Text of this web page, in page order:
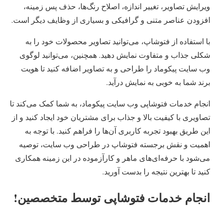
ویرایش تصاویر، تغییر اندازه، اصلاح رنگ‌ها، حذف پس زمینه،
افزودن عناصر متنی و گرافیکی و بسیاری از وظایف دیگر است.
با استفاده از فتوشاپ، می‌توانید تصاویر محصولات خود را به
شکلی جذاب و متفاوت نمایش دهید. همچنین، می‌توانید لوگوی
وب سایت پیکوماد را طراحی و به تصاویر اضافه کنید تا هویت
برند شما به خوبی به نمایش درآید.
انجام خدمات فتوشاپی وب سایت پیکوماد، به شما کمک می‌کند تا
تصاویری با کیفیت بالا و جذاب برای مشتریان خود ایجاد کنید و از
این طریق بهبود تجربه کاربری آن‌ها را فراهم کنید. با توجه به
اهمیت و نقش برجسته فتوشاپ در طراحی وب سایت، توصیه
می‌شود با حرفه‌ای‌های ماهر و کارآزموده در این زمینه همکاری
کنید تا بهترین نتیجه را بدست آورید.
انجام خدمات فتوشاپی توسط متخصصین!